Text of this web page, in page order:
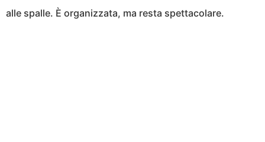
alle spalle. È organizzata, ma resta spettacolare.